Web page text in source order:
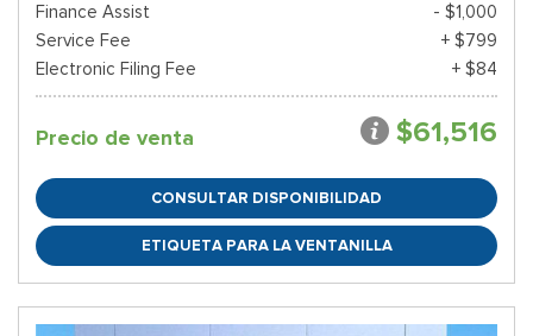
Finance Assist
- $1,000
Service Fee
+ $799
Electronic Filing Fee
+ $84
Precio de venta $61,516
CONSULTAR DISPONIBILIDAD
ETIQUETA PARA LA VENTANILLA